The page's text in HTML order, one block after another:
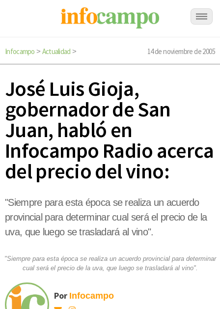
Infocampo > Actualidad > 14 de noviembre de 2005
José Luis Gioja,
gobernador de San
Juan, habló en
Infocampo Radio acerca
del precio del vino:
"Siempre para esta época se realiza un acuerdo
provincial para determinar cual será el precio de la
uva, que luego se trasladará al vino".
"Siempre para esta época se realiza un acuerdo provincial para determinar
cual será el precio de la uva, que luego se trasladará al vino".
Por Infocampo